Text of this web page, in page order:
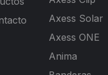
Axess Solar
Axess ONE
Anima